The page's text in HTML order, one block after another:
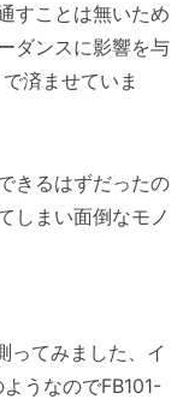
すことは無いため
ダンスに影響を与
済ませていま
きるはずだったの
しまい面倒なモノ
ってみました、イ
うなのでFB101-